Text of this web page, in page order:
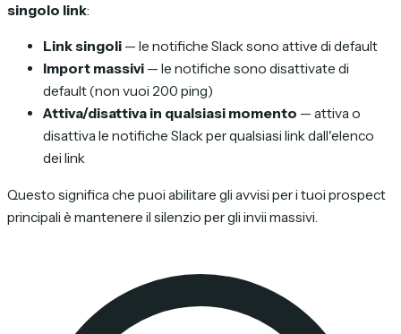
singolo link:
Link singoli — le notifiche Slack sono attive di default
Import massivi — le notifiche sono disattivate di
default (non vuoi 200 ping)
Attiva/disattiva in qualsiasi momento — attiva o
disattiva le notifiche Slack per qualsiasi link dall'elenco
dei link
Questo significa che puoi abilitare gli avvisi per i tuoi prospect
principali è mantenere il silenzio per gli invii massivi.